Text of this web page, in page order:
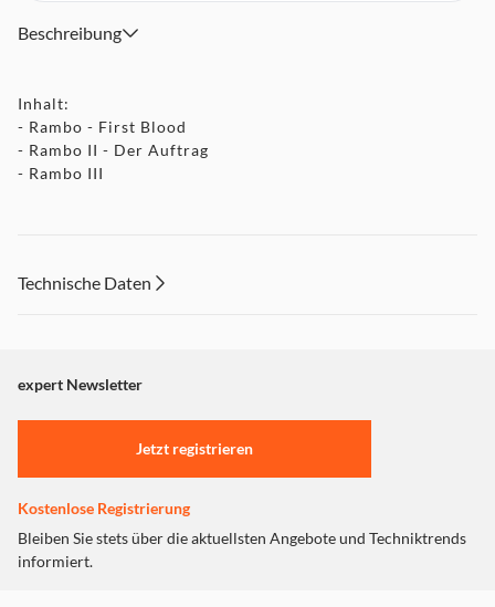
Beschreibung
Inhalt:
- Rambo - First Blood
- Rambo II - Der Auftrag
- Rambo III
Technische Daten
expert Newsletter
Jetzt registrieren
Kostenlose Registrierung
Bleiben Sie stets über die aktuellsten Angebote und Techniktrends
informiert.